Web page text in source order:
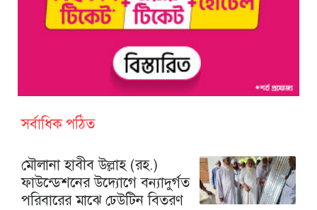
সর্বাধিক পঠিত
মৌলানা হাবীব উল্লাহ (রহ.)
ফাউন্ডেশনের উদ্যোগে বন্যাদুর্গত
পরিবারের মাঝে ঢেউটিন বিতরণ